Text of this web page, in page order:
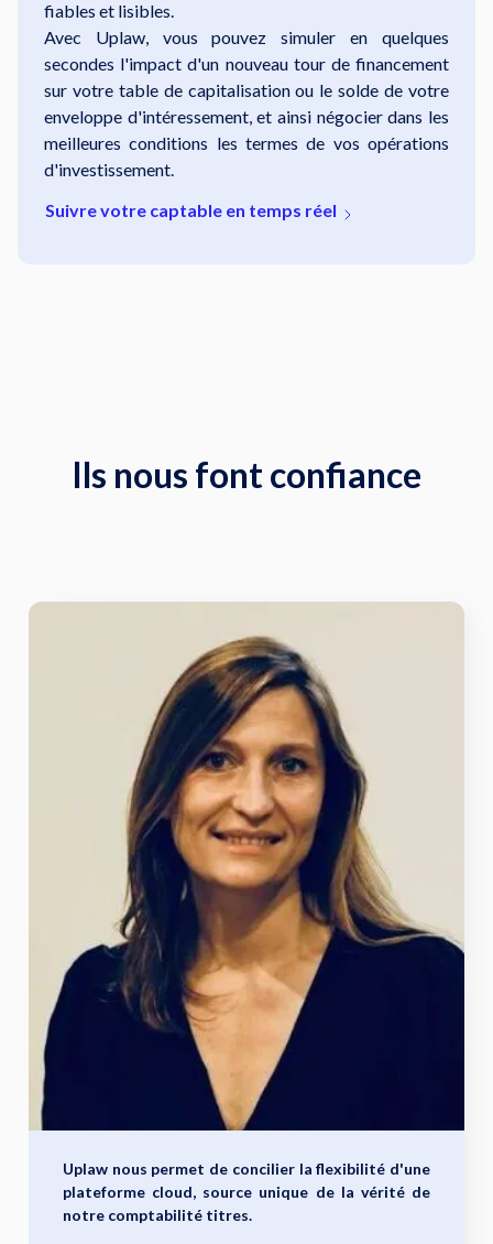
fiables et lisibles.
Avec Uplaw, vous pouvez simuler en quelques
secondes l'impact d'un nouveau tour de financement
sur votre table de capitalisation ou le solde de votre
enveloppe d'intéressement, et ainsi négocier dans les
meilleures conditions les termes de vos opérations
d'investissement.
Suivre votre captable en temps réel
Ils nous font confiance
Uplaw nous permet de concilier la flexibilité d'une
plateforme cloud, source unique de la vérité de
notre comptabilité titres.